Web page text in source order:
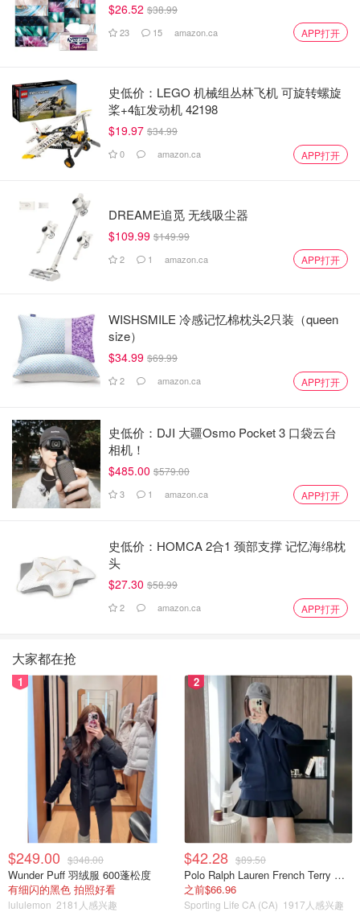
$26.52 $38.99
23 15 amazon.ca APP打开
史低价：LEGO 机械组丛林飞机 可旋转螺旋
桨+4缸发动机 42198
$19.97 $34.99
0 amazon.ca APP打开
DREAME追觅 无线吸尘器
$109.99 $149.99
2 1 amazon.ca APP打开
WISHSMILE 冷感记忆棉枕头2只装（queen
size）
$34.99 $69.99
2 amazon.ca APP打开
史低价：DJI 大疆Osmo Pocket 3 口袋云台
相机！
$485.00 $579.00
3 1 amazon.ca APP打开
史低价：HOMCA 2合1 颈部支撑 记忆海绵枕
头
$27.30 $58.99
2 amazon.ca APP打开
大家都在抢
1
$249.00 $348.00
Wunder Puff 羽绒服 600蓬松度
有细闪的黑色 拍照好看
lululemon 2181人感兴趣
2
$42.28 $89.50
Polo Ralph Lauren French Terry 女童连帽卫衣 7-16码
之前$66.96
Sporting Life CA (CA) 1917人感兴趣